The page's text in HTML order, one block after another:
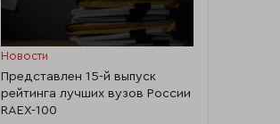
Новости
Представлен 15-й выпуск
рейтинга лучших вузов России
RAEX-100